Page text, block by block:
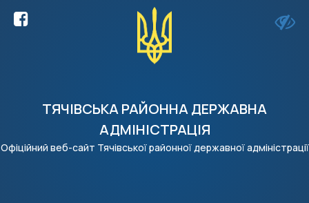
ТЯЧІВСЬКА РАЙОННА ДЕРЖАВНА
АДМІНІСТРАЦІЯ
Офіційний веб-сайт Тячівської районної державної адміністрації